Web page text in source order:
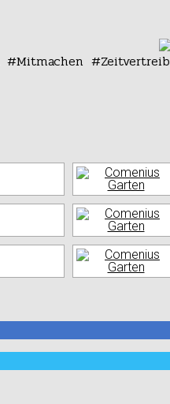
Mitmachen Zeitvertreib